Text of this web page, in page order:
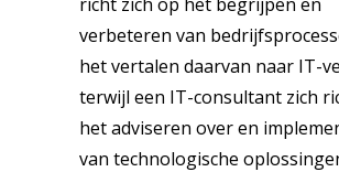
verbeteren van
het vertalen daarvan naar IT-
terwijl een IT-consultant zich
het adviseren over en
van technologische